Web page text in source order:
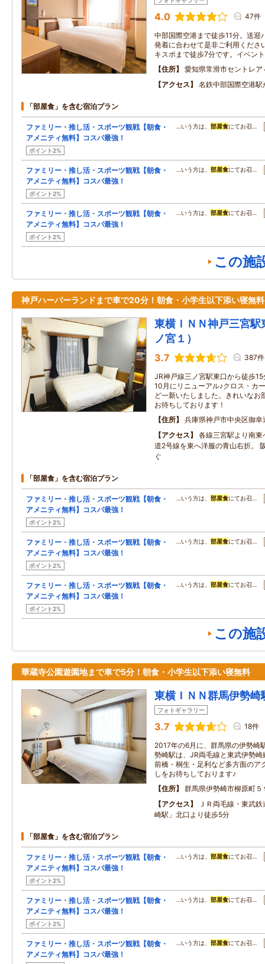
4.0 47件
中部国際空港まで徒歩11分。送迎
発着に合わせて是非ご利用く
キスポまで徒歩7分です。イベン
住所
愛知県常滑市セントレア
アクセス
名鉄中部国際空港駅
「部屋食」を含む宿泊プラン
ファミリー・推し活・スポーツ観戦【朝食・
アメニティ無料】コスパ最強！
ポイント2%
…いう方は、 部屋食にてお召…
ファミリー・推し活・スポーツ観戦【朝食・
アメニティ無料】コスパ最強！
ポイント2%
…いう方は、 部屋食にてお召…
ファミリー・推し活・スポーツ観戦【朝食・
アメニティ無料】コスパ最強！
ポイント2%
…いう方は、 部屋食にてお召…
この施
神戸ハーバーランドまで車で20分！朝食・小学生以下添い寝無料
東横ＩＮＮ神戸三宮駅
ノ宮１）
3.7 387件
JR神戸線三ノ宮駅東口から徒歩
10月にリニューアル♪クロス・カ
ど一新いたしました。きれいなお
お待ちしております！
住所
兵庫県神戸市中央区御
アクセス
各線三宮駅より南
道2号線を東へ洋服の青山右折。
ぐ
「部屋食」を含む宿泊プラン
ファミリー・推し活・スポーツ観戦【朝食・
アメニティ無料】コスパ最強！
ポイント2%
…いう方は、 部屋食にてお召…
ファミリー・推し活・スポーツ観戦【朝食・
アメニティ無料】コスパ最強！
ポイント2%
…いう方は、 部屋食にてお召…
ファミリー・推し活・スポーツ観戦【朝食・
アメニティ無料】コスパ最強！
ポイント2%
…いう方は、 部屋食にてお召…
この施
華蔵寺公園遊園地まで車で5分！朝食・小学生以下添い寝無料
東横ＩＮＮ群馬伊勢崎
フォトギャラリー
3.7 18件
2017年の6月に、群馬県の伊勢崎
勢崎駅は、JR両毛線と東武伊勢
前橋・桐生・足利など多方面のア
しをお待ちしております♪
住所
群馬県伊勢崎市柳原町５
アクセス
ＪＲ両毛線・東武
崎駅」北口より徒歩5分
「部屋食」を含む宿泊プラン
ファミリー・推し活・スポーツ観戦【朝食・
アメニティ無料】コスパ最強！
ポイント2%
…いう方は、 部屋食にてお召…
ファミリー・推し活・スポーツ観戦【朝食・
アメニティ無料】コスパ最強！
ポイント2%
…いう方は、 部屋食にてお召…
ファミリー・推し活・スポーツ観戦【朝食・
アメニティ無料】コスパ最強！
…いう方は、 部屋食にてお召…